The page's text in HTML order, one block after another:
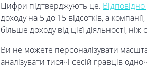
Цифри підтверджують це.
доходу на 5 до 15 відсотків, а
більше доходу від цієї діяльності,
Ви не можете персоналізувати
аналізувати тисячі сесій гравців